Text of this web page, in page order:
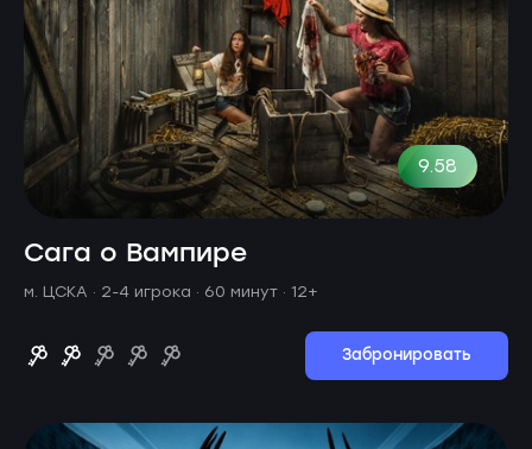
9.58
Сага о Вампире
м. ЦСКА · 2-4 игрока · 60 минут · 12+
Забронировать